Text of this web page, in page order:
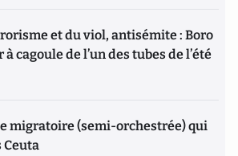
et du viol, antisémite : Boro
cagoule de l’un des tubes de l’été
migratoire (semi-orchestrée) qui